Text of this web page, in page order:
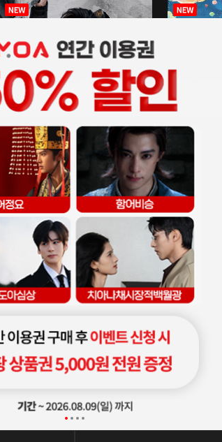
아재저리등